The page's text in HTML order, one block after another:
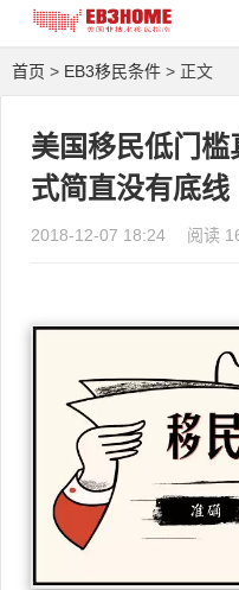
首页 > EB3移民条件 > 正文
美国移民低门
式简直没有底线
2018-12-07 18:24 阅读